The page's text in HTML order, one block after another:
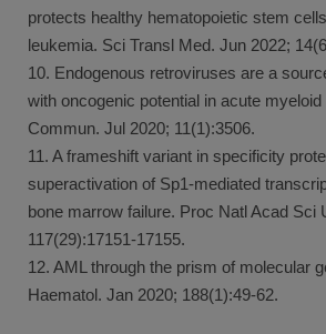
protects healthy hematopoietic stem
leukemia. Sci Transl Med. Jun 2022;
10. Endogenous retroviruses are a
with oncogenic potential in acute
Commun. Jul 2020; 11(1):3506.
11. A frameshift variant in specificity
superactivation of Sp1-mediated
bone marrow failure. Proc Natl Acad Sci
117(29):17151-17155.
12. AML through the prism of molecular
Haematol. Jan 2020; 188(1):49-62.